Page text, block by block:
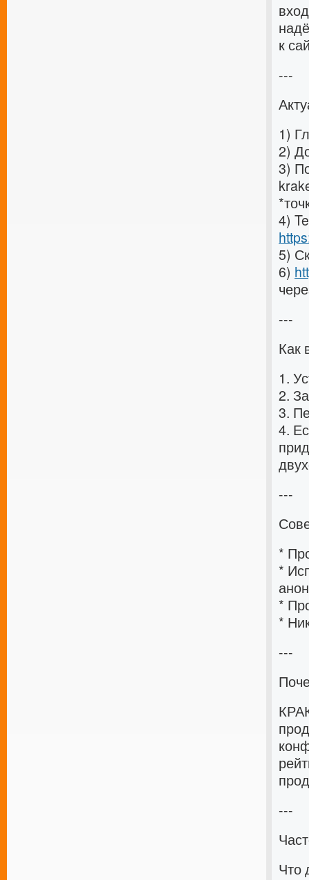
к
---
1)
2)
3)
4)
5)
6)
---
Как
1.
2.
3.
4.
---
*
*
*
*
---
---
Что